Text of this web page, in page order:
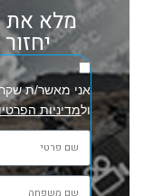
מלא את
יחזור
אני מאשר/ת
ולמדיניות